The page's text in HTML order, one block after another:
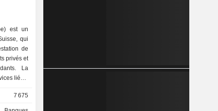
est un
qui
de
privés et
La
liés à
60
et
7 675